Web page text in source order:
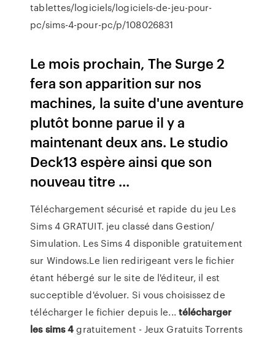
tablettes/logiciels/logiciels-de-jeu-pour-
pc/sims-4-pour-pc/p/108026831
Le mois prochain, The Surge 2
fera son apparition sur nos
machines, la suite d'une aventure
plutôt bonne parue il y a
maintenant deux ans. Le studio
Deck13 espère ainsi que son
nouveau titre ...
Téléchargement sécurisé et rapide du jeu Les
Sims 4 GRATUIT. jeu classé dans Gestion/
Simulation. Les Sims 4 disponible gratuitement
sur Windows.Le lien redirigeant vers le fichier
étant hébergé sur le site de l'éditeur, il est
succeptible d'évoluer. Si vous choisissez de
télécharger le fichier depuis le... télécharger
les sims4gratuitement - Jeux Gratuits Torrents